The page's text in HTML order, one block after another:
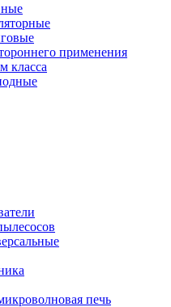
применения
класса
печь